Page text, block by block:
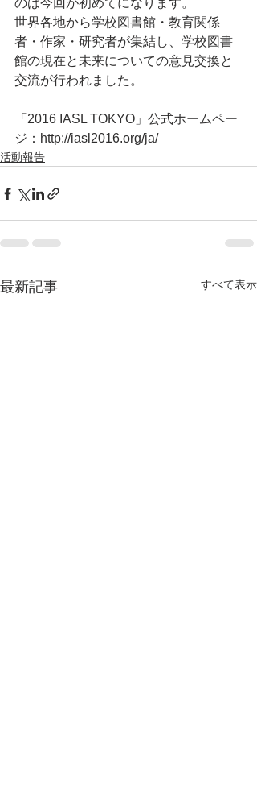
のは今回が初めてになります。
世界各地から学校図書館・教育関係
者・作家・研究者が集結し、学校図書
館の現在と未来についての意見交換と
交流が行われました。
「2016 IASL TOKYO」公式ホームペー
ジ：http://iasl2016.org/ja/
活動報告
最新記事 すべて表示